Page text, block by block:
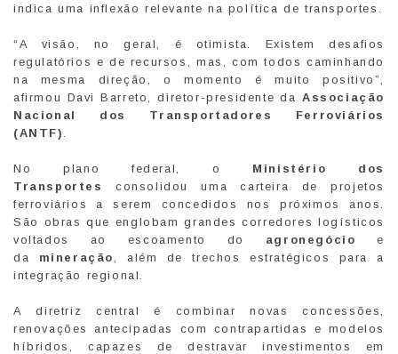
indica uma inflexão relevante na política de transportes.
“A visão, no geral, é otimista. Existem desafios
regulatórios e de recursos, mas, com todos caminhando
na mesma direção, o momento é muito positivo”,
afirmou Davi Barreto, diretor-presidente da Associação
Nacional dos Transportadores Ferroviários
(ANTF)
No plano federal, o Ministério dos
Transportes
consolidou uma carteira de projetos
ferroviários a serem concedidos nos próximos anos.
São obras que englobam grandes corredores logísticos
voltados ao escoamento do agronegócio e
da mineração
, além de trechos estratégicos para a
integração regional.
A diretriz central é combinar novas concessões,
renovações antecipadas com contrapartidas e modelos
híbridos, capazes de destravar investimentos em